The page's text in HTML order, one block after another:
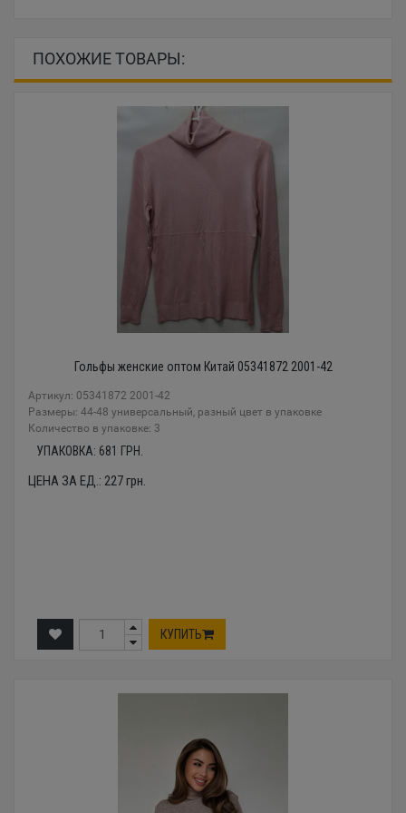
ПОХОЖИЕ ТОВАРЫ:
Гольфы женские оптом Китай 05341872 2001-42
Артикул: 05341872 2001-42
Размеры: 44-48 универсальный, разный цвет в упаковке
Количество в упаковке: 3
УПАКОВКА: 681 ГРН.
ЦЕНА ЗА ЕД.: 227грн.
КУПИТЬ